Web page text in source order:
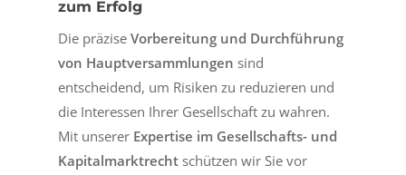
zum Erfolg
Die präziseVorbereitung und Durchführung
von Hauptversammlungen sind
entscheidend, um Risiken zu reduzieren und
die Interessen Ihrer Gesellschaft zu wahren.
Mit unserer Expertise im Gesellschafts- und
Kapitalmarktrecht schützen wir Sie vor